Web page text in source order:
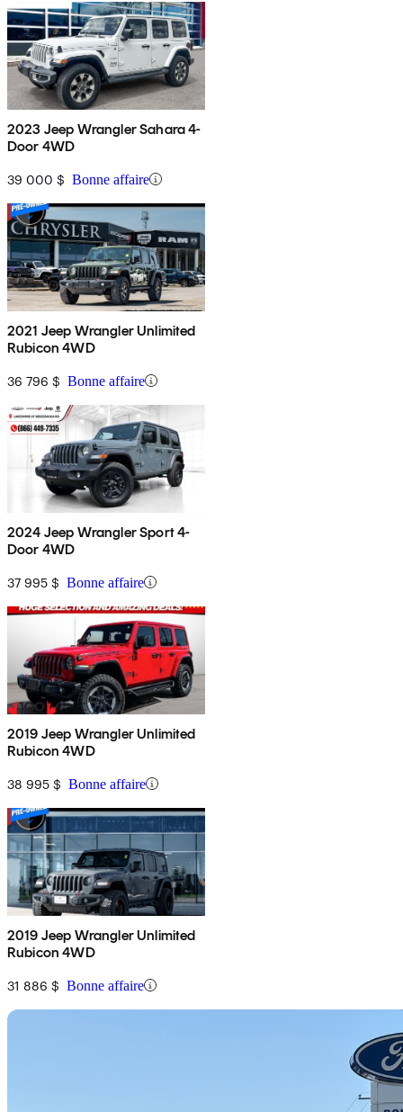
2023 Jeep Wrangler Sahara 4-
Door 4WD
39 000 $ Bonne affaire
2021 Jeep Wrangler Unlimited
Rubicon 4WD
36 796 $ Bonne affaire
2024 Jeep Wrangler Sport 4-
Door 4WD
37 995 $ Bonne affaire
2019 Jeep Wrangler Unlimited
Rubicon 4WD
38 995 $ Bonne affaire
2019 Jeep Wrangler Unlimited
Rubicon 4WD
31 886 $ Bonne affaire